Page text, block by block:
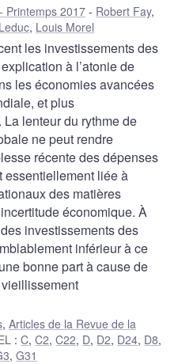
Printemps 2017 Robert Fay,
, Louis Morel
les investissements des
à l’atonie de
les économies avancées
et plus
lenteur du rythme de
ne peut rendre
récente des dépenses
essentiellement liée à
des matières
économique. À
investissements des
inférieur à ce
bonne part à cause de
, Articles de la Revue de la
:C,C2,C22, D, D2, D24, D8,
, G31